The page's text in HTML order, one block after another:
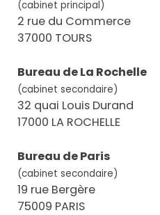
(cabinet principal)
2 rue du Commerce
37000 TOURS
Bureau de La Rochelle
(cabinet secondaire)
32 quai Louis Durand
17000 LA ROCHELLE
Bureau de Paris
(cabinet secondaire)
19 rue Bergère
75009 PARIS